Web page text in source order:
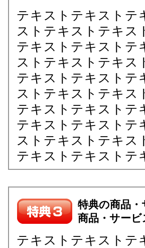
テキストテキストテ
ストテキストテキス
テキストテキストテ
ストテキストテキス
テキストテキストテ
ストテキストテキス
テキストテキストテ
テキストテキストテ
ストテキストテキス
テキストテキストテ
特典の商品
商品・サー
テキストテキストテ